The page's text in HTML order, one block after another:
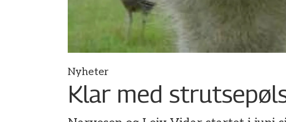
Nyheter
Klar med